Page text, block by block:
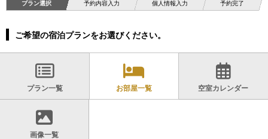
プラン選択 予約内容入力 個人情報入力 予約完了
ご希望の宿泊プランをお選びください。
プラン一覧 お部屋一覧 空室カレンダー
画像一覧